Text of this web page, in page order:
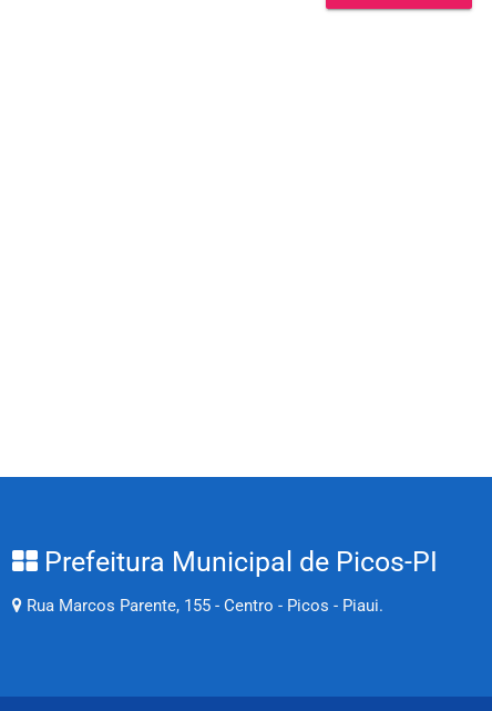
Prefeitura Municipal de Picos-PI
Rua Marcos Parente, 155 - Centro - Picos - Piaui.